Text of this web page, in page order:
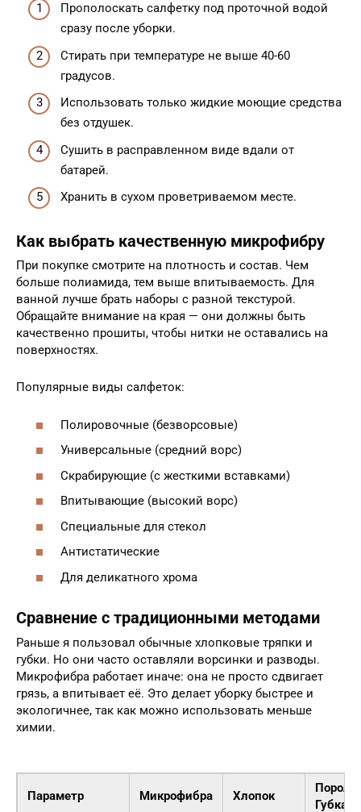
Прополоскать салфетку под проточной водой
сразу после уборки.
Стирать при температуре не выше 40-60
градусов.
Использовать только жидкие моющие средства
без отдушек.
Сушить в расправленном виде вдали от
батарей.
Хранить в сухом проветриваемом месте.
Как выбрать качественную микрофибру
При покупке смотрите на плотность и состав. Чем
больше полиамида, тем выше впитываемость. Для
ванной лучше брать наборы с разной текстурой.
Обращайте внимание на края — они должны быть
качественно прошиты, чтобы нитки не оставались на
поверхностях.
Популярные виды салфеток:
Полировочные (безворсовые)
Универсальные (средний ворс)
Скрабирующие (с жесткими вставками)
Впитывающие (высокий ворс)
Специальные для стекол
Антистатические
Для деликатного хрома
Сравнение с традиционными методами
Раньше я пользовал обычные хлопковые тряпки и
губки. Но они часто оставляли ворсинки и разводы.
Микрофибра работает иначе: она не просто сдвигает
грязь, а впитывает её. Это делает уборку быстрее и
экологичнее, так как можно использовать меньше
химии.
Параметр Микрофибра Хлопок
Губка